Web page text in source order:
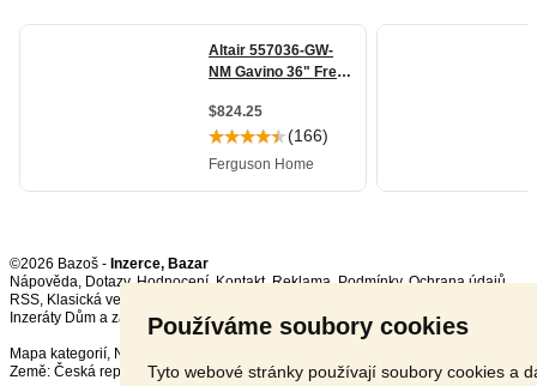
Používáme soubory cookies
Tyto webové stránky používají soubory cookies a
©2026 Bazoš - Inzerce, Bazar
Nápověda, Dotazy,Hodnocení,Kontakt,Reklama,Podmínky,Ochrana údajů,
RSS,
Inzeráty Dům a zahrada celkem:124219 , za 24 hodin: 3615
Mapa kategorií, Nejvyhledávanější výrazy
Země: Česká republika,Slovensko, Polsko ,Rakousko